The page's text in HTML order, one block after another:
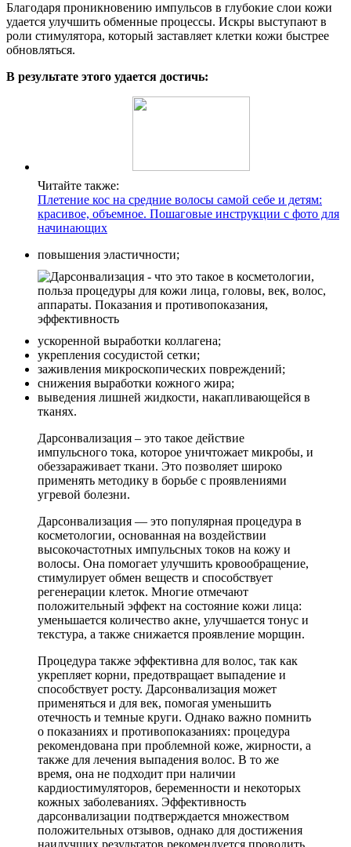
Благодаря проникновению импульсов в глубокие слои кожи
удается улучшить обменные процессы. Искры выступают в
роли стимулятора, который заставляет клетки кожи быстрее
обновляться.
В результате этого удается достичь:
Читайте также:
Плетение кос на средние волосы самой себе и детям:
красивое, объемное. Пошаговые инструкции с фото для
начинающих
повышения эластичности;
ускоренной выработки коллагена;
укрепления сосудистой сетки;
заживления микроскопических повреждений;
снижения выработки кожного жира;
выведения лишней жидкости, накапливающейся в
тканях.
Дарсонвализация – это такое действие
импульсного тока, которое уничтожает микробы, и
обеззараживает ткани. Это позволяет широко
применять методику в борьбе с проявлениями
угревой болезни.
Дарсонвализация — это популярная процедура в
косметологии, основанная на воздействии
высокочастотных импульсных токов на кожу и
волосы. Она помогает улучшить кровообращение,
стимулирует обмен веществ и способствует
регенерации клеток. Многие отмечают
положительный эффект на состояние кожи лица:
уменьшается количество акне, улучшается тонус и
текстура, а также снижается проявление морщин.
Процедура также эффективна для волос, так как
укрепляет корни, предотвращает выпадение и
способствует росту. Дарсонвализация может
применяться и для век, помогая уменьшить
отечность и темные круги. Однако важно помнить
о показаниях и противопоказаниях: процедура
рекомендована при проблемной коже, жирности, а
также для лечения выпадения волос. В то же
время, она не подходит при наличии
кардиостимуляторов, беременности и некоторых
кожных заболеваниях. Эффективность
дарсонвализации подтверждается множеством
положительных отзывов, однако для достижения